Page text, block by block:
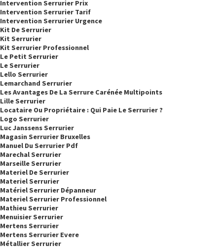
Intervention Serrurier Prix
Intervention Serrurier Tarif
Intervention Serrurier Urgence
Kit De Serrurier
Kit Serrurier
Kit Serrurier Professionnel
Le Petit Serrurier
Le Serrurier
Lello Serrurier
Lemarchand Serrurier
Les Avantages De La Serrure Carénée Multipoints
Lille Serrurier
Locataire Ou Propriétaire : Qui Paie Le Serrurier ?
Logo Serrurier
Luc Janssens Serrurier
Magasin Serrurier Bruxelles
Manuel Du Serrurier Pdf
Marechal Serrurier
Marseille Serrurier
Materiel De Serrurier
Materiel Serrurier
Matériel Serrurier Dépanneur
Materiel Serrurier Professionnel
Mathieu Serrurier
Menuisier Serrurier
Mertens Serrurier
Mertens Serrurier Evere
Métallier Serrurier